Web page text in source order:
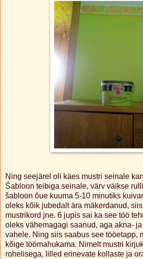
Ning seejärel oli käes mustri seinale
Šabloon teibiga seinale, värv väikse
šabloon õue kuuma 5-10 minutiks
oleks kõik jubedalt ära mäkerdanud,
mustrikord jne. 6 jupis sai ka see töö
oleks vähemagagi saanud, aga akna-
vahele. Ning siis saabus see tööetapp,
kõige töömahukama. Nimelt mustri
rohelisega, lilled erinevate kollaste ja